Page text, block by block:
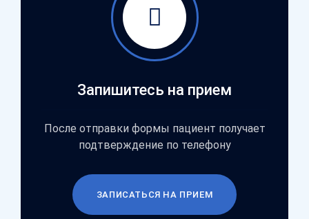
Запишитесь на прием
После отправки формы пациент получает
подтверждение по телефону
ЗАПИСАТЬСЯ НА ПРИЕМ